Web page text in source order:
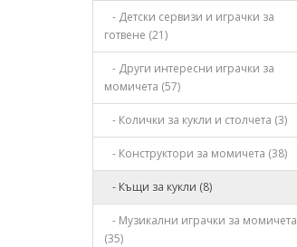
- Детски сервизи и играчки за
готвене (21)
- Други интересни играчки за
момичета (57)
- Колички за кукли и столчета (3)
- Конструктори за момичета (38)
- Къщи за кукли (8)
- Музикални играчки за момичета
(35)